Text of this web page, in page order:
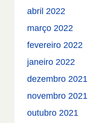
abril 2022
março 2022
fevereiro 2022
janeiro 2022
dezembro 2021
novembro 2021
outubro 2021